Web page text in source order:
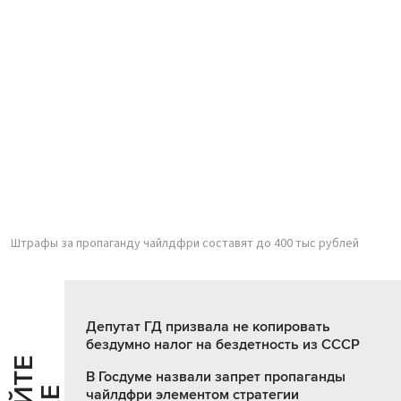
Штрафы за пропаганду чайлдфри составят до 400 тыс рублей
Депутат ГД призвала не копировать
бездумно налог на бездетность из СССР
В Госдуме назвали запрет пропаганды
чайлдфри элементом стратегии